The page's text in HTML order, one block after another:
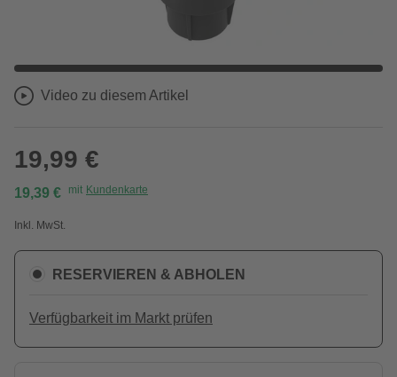
Video zu diesem Artikel
19,99 €
19,39 € mit Kundenkarte
Inkl. MwSt.
RESERVIEREN & ABHOLEN
Verfügbarkeit im Markt prüfen